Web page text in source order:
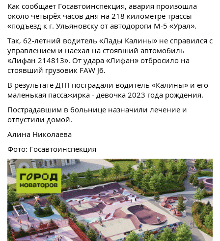
Как сообщает Госавтоинспекция, авария произошла
около четырёх часов дня на 218 километре трассы
«подъезд к г. Ульяновску от автодороги М-5 «Урал».
Так, 62-летний водитель «Лады Калины» не справился с
управлением и наехал на стоявший автомобиль
«Лифан 214813». От удара «Лифан» отбросило на
стоявший грузовик FAW J6.
В результате ДТП пострадали водитель «Калины» и его
маленькая пассажирка - девочка 2023 года рождения.
Пострадавшим в больнице назначили лечение и
отпустили домой.
Алина Николаева
Фото: Госавтоинспекция